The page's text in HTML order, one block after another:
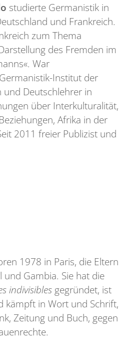
studierte Germanistik in
und Frankreich.
zum Thema
des Fremden im
War
Institut der
Deutschlehrer in
über Interkulturalität,
Afrika in der
2011 freier Publizist und
1978 in Paris, die Eltern
und Gambia. Sie hat die
indivisibles gegründet, ist
kämpft in Wort und Schrift,
Zeitung und Buch, gegen